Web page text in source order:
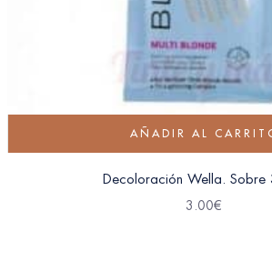
AÑADIR AL
Decoloración Wella. Sobre
3.00€